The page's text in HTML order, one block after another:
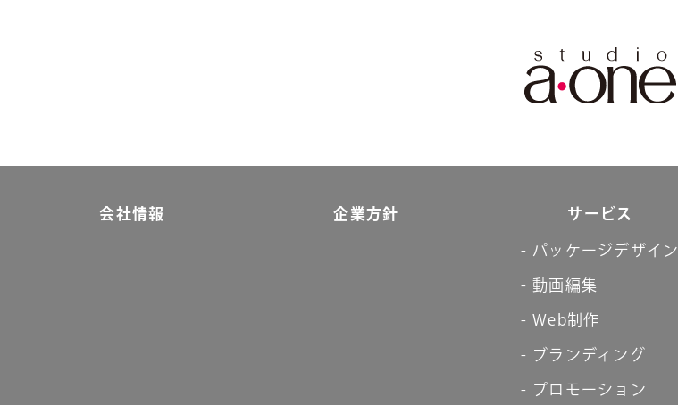
会社情報 企業方針 サービス
パッケージデザイン
動画編集
Web制作
ブランディング
プロモーション